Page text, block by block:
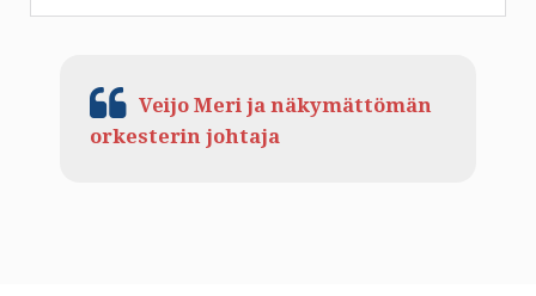
Veijo Meri ja näkymättömän
orkesterin johtaja